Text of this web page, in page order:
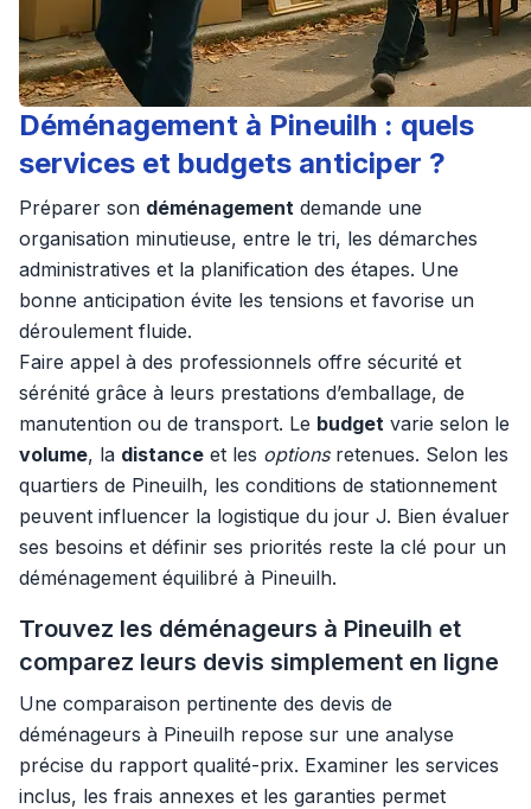
Déménagement à Pineuilh : quels
services et budgets anticiper ?
Préparer son déménagement demande une
organisation minutieuse, entre le tri, les démarches
administratives et la planification des étapes. Une
bonne anticipation évite les tensions et favorise un
déroulement fluide.
Faire appel à des professionnels offre sécurité et
sérénité grâce à leurs prestations d’emballage, de
manutention ou de transport. Le budget varie selon le
volume, la distance et les optionsretenues. Selon les
quartiers de Pineuilh, les conditions de stationnement
peuvent influencer la logistique du jour J. Bien évaluer
ses besoins et définir ses priorités reste la clé pour un
déménagement équilibré à Pineuilh.
Trouvez les déménageurs à Pineuilh et
comparez leurs devis simplement en ligne
Une comparaison pertinente des devis de
déménageurs à Pineuilh repose sur une analyse
précise du rapport qualité-prix. Examiner les services
inclus, les frais annexes et les garanties permet